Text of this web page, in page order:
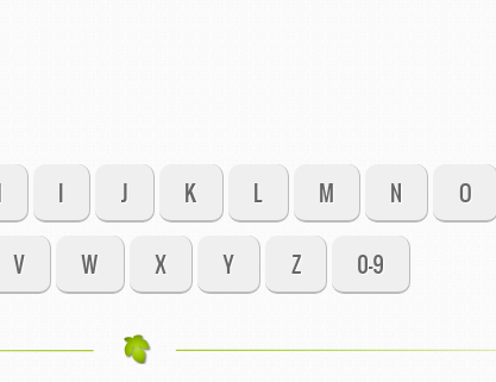
I J K L M N O
V W X Y Z 0-9